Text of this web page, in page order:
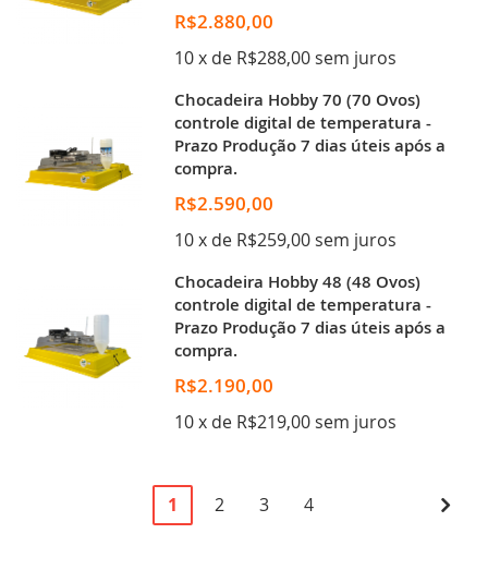
R$2.880,00
10 x de R$288,00 sem juros
Chocadeira Hobby 70 (70 Ovos)
controle digital de temperatura -
Prazo Produção 7 dias úteis após a
compra.
R$2.590,00
10 x de R$259,00 sem juros
Chocadeira Hobby 48 (48 Ovos)
controle digital de temperatura -
Prazo Produção 7 dias úteis após a
compra.
R$2.190,00
10 x de R$219,00 sem juros
Página
Você
1 Página
2 Página
3 Página
4